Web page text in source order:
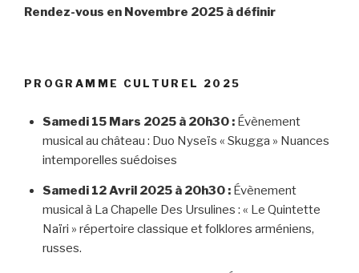
Rendez-vous en Novembre 2025 à définir
PROGRAMME CULTUREL 2025
Samedi 15 Mars 2025 à 20h30 :Évènement
musical au château : Duo Nyseïs « Skugga » Nuances
intemporelles suédoises
Samedi 12 Avril 2025 à 20h30 :Évènement
musical à La Chapelle Des Ursulines : « Le Quintette
Naïri » répertoire classique et folklores arméniens,
russes.